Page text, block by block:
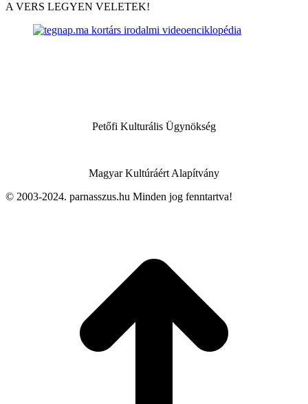
A VERS LEGYEN VELETEK!
Petőfi Kulturális Ügynökség
Magyar Kultúráért Alapítvány
© 2003-2024. parnasszus.hu Minden jog fenntartva!